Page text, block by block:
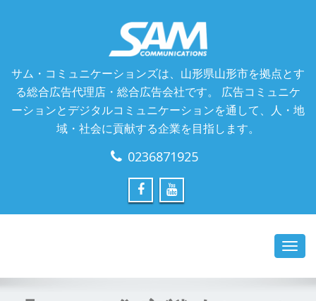
サム・コミュニケーションズは、山形県山形市を拠点とす
る総合広告代理店・総合広告会社です。 広告コミュニケ
ーションとデジタルコミュニケーションを通して、人・地
域・社会に貢献する企業を目指します。
0236871925